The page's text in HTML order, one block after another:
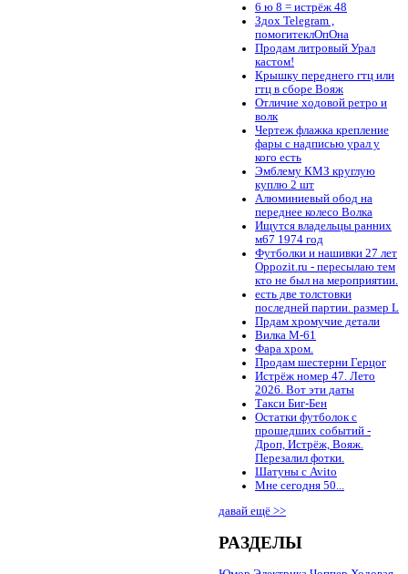
6 ю 8 = истрёж 48
Здох Telegram ,
помогитеклОпОна
Продам литровый Урал
кастом!
Крышку переднего гтц или
гтц в сборе Вояж
Отличие ходовой ретро и
волк
Чертеж флажка крепление
фары с надписью урал у
кого есть
Эмблему КМЗ круглую
куплю 2 шт
Алюминиевый обод на
переднее колесо Волка
Ищутся владельцы ранних
м67 1974 год
Футболки и нашивки 27 лет
Oppozit.ru - пересылаю тем
кто не был на мероприятии.
есть две толстовки
последней партии. размер L
Прдам хромучие детали
Вилка М-61
Фара хром.
Продам шестерни Герцог
Истрёж номер 47. Лето
2026. Вот эти даты
Такси Биг-Бен
Остатки футболок с
прошедших событий -
Дроп, Истрёж, Вояж.
Перезалил фотки.
Шатуны с Avito
Мне сегодня 50...
давай ещё >>
РАЗДЕЛЫ